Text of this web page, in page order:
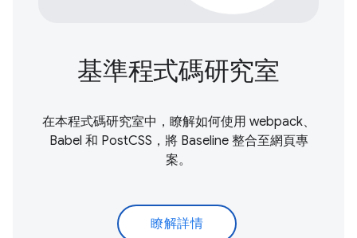
基準程式碼研究室
在本程式碼研究室中，瞭解如何使用 webpack、
Babel 和 PostCSS，將 Baseline 整合至網頁專
案。
瞭解詳情